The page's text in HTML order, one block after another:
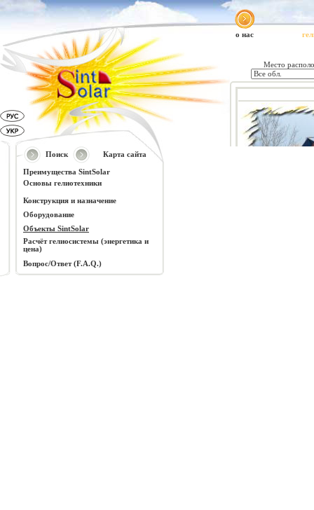
о нас
Поиск Карта сайта
Преимущества SintSolar
Основы гелиотехники
Конструкция и назначение
Оборудование
Объекты SintSolar
Расчёт гелиосистемы (энергетика и
цена)
Вопрос/Ответ (F.A.Q.)